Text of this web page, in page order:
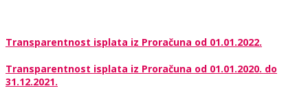
Transparentnost isplata iz Proračuna od 01.01.2022.
Transparentnost isplata iz Proračuna od 01.01.2020. do
31.12.2021.